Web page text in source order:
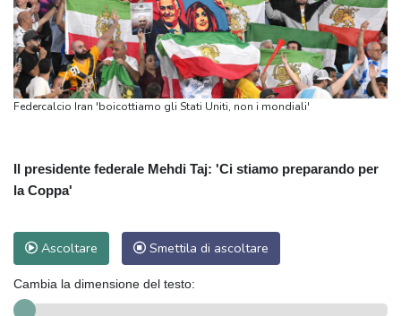
Federcalcio Iran 'boicottiamo gli Stati Uniti, non i mondiali'
Il presidente federale Mehdi Taj: 'Ci stiamo preparando per
la Coppa'
Ascoltare Smettila di ascoltare
Cambia la dimensione del testo: